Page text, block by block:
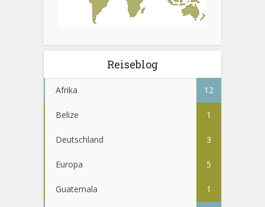
Reiseblog
Afrika 12
Belize 1
Deutschland 3
Europa 5
Guatemala 1